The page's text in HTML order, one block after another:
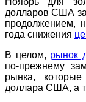
долларов США за
продолжением,
года снижения
В целом, рынок
по-прежнему
рынка,
доллара США, а